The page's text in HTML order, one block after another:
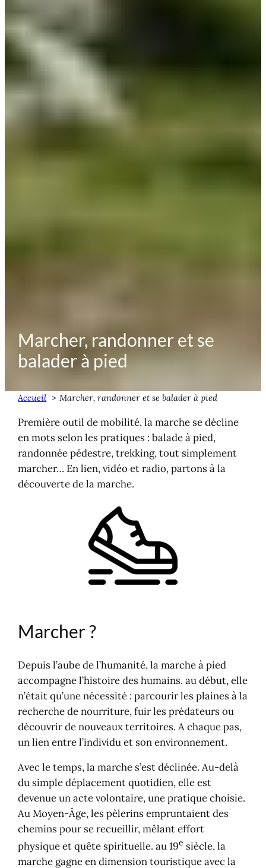
Marcher, randonner et se
balader à pied
Accueil Marcher, randonner et se balader à pied
Première outil de mobilité, la marche se décline
en mots selon les pratiques : balade à pied,
randonnée pédestre, trekking, tout simplement
marcher… En lien, vidéo et radio, partons à la
découverte de la marche.
Marcher ?
Depuis l’aube de l’humanité, la marche à pied
accompagne l’histoire des humains. au début, elle
n’était qu’une nécessité : parcourir les plaines à la
recherche de nourriture, fuir les prédateurs ou
découvrir de nouveaux territoires. A chaque pas,
un lien entre l’individu et son environnement.
Avec le temps, la marche s’est déclinée. Au-delà
du simple déplacement quotidien, elle est
devenue un acte volontaire, une pratique choisie.
Au Moyen-Âge, les pèlerins empruntaient des
chemins pour se recueillir, mêlant effort
physique et quête spirituelle. au 19e siècle, la
marche gagne en dimension touristique avec la